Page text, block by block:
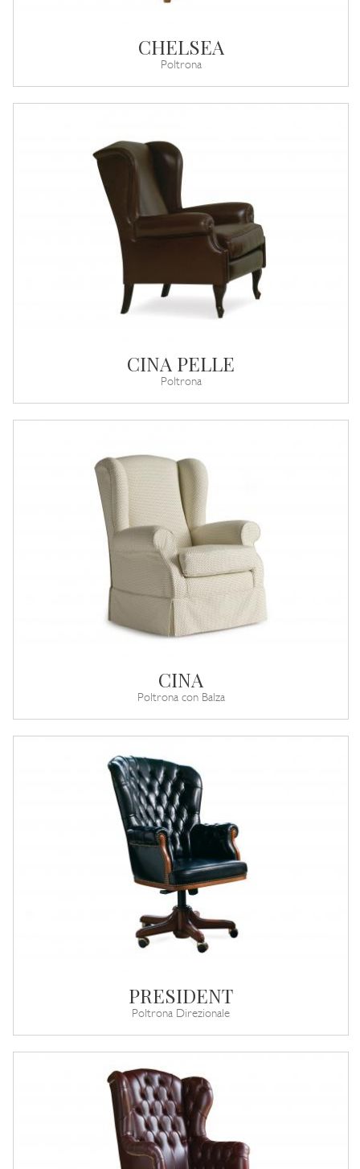
CHELSEA
Poltrona
CINA PELLE
Poltrona
CINA
Poltrona con Balza
PRESIDENT
Poltrona Direzionale